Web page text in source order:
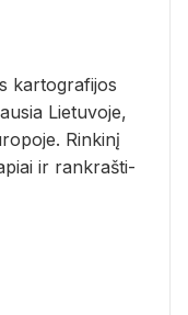
kar­to­gra­fi­jos
Lie­tu­vo­je,
Rin­ki­nį
ir rank­raš­ti­